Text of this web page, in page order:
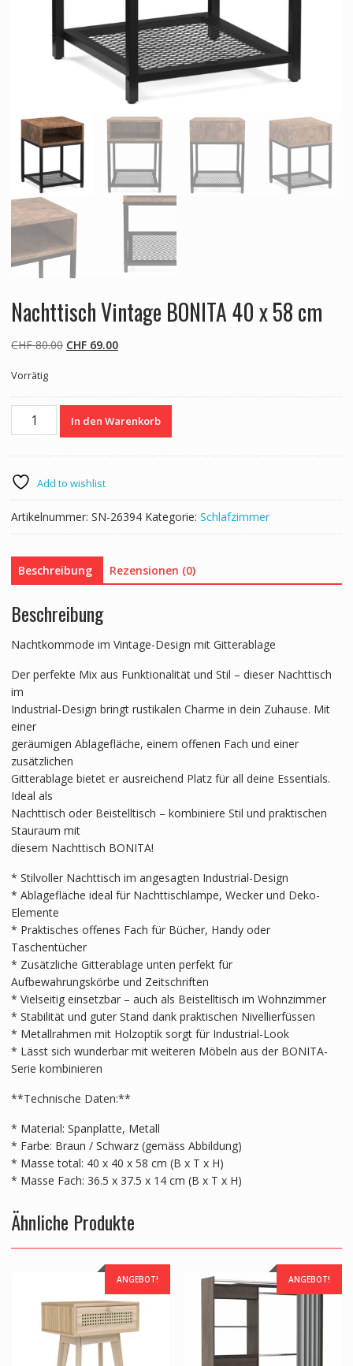
Nachttisch Vintage BONITA 40 x 58 cm
CHF80.00 Ursprünglicher
CHF 80.00
CHF69.00Aktueller
CHF 69.00.
Vorrätig
Nachttisch
Vintage
x
58
cm
Menge
In den Warenkorb
Add to wishlist
Artikelnummer: SN-26394 Kategorie: Schlafzimmer
Beschreibung Rezensionen (0)
Beschreibung
Nachtkommode im Vintage-Design mit Gitterablage
Der perfekte Mix aus Funktionalität und Stil – dieser Nachttisch
im
Industrial-Design bringt rustikalen Charme in dein Zuhause. Mit
einer
geräumigen Ablagefläche, einem offenen Fach und einer
zusätzlichen
Gitterablage bietet er ausreichend Platz für all deine Essentials.
Ideal als
Nachttisch oder Beistelltisch – kombiniere Stil und praktischen
Stauraum mit
diesem Nachttisch BONITA!
* Stilvoller Nachttisch im angesagten Industrial-Design
* Ablagefläche ideal für Nachttischlampe, Wecker und Deko-
Elemente
* Praktisches offenes Fach für Bücher, Handy oder
Taschentücher
* Zusätzliche Gitterablage unten perfekt für
Aufbewahrungskörbe und Zeitschriften
* Vielseitig einsetzbar – auch als Beistelltisch im Wohnzimmer
* Stabilität und guter Stand dank praktischen Nivellierfüssen
* Metallrahmen mit Holzoptik sorgt für Industrial-Look
* Lässt sich wunderbar mit weiteren Möbeln aus der BONITA-
Serie kombinieren
**Technische Daten:**
* Material: Spanplatte, Metall
* Farbe: Braun / Schwarz (gemäss Abbildung)
* Masse total: 40 x 40 x 58 cm (B x T x H)
* Masse Fach: 36.5 x 37.5 x 14 cm (B x T x H)
Ähnliche Produkte
ANGEBOT! ANGEBOT!